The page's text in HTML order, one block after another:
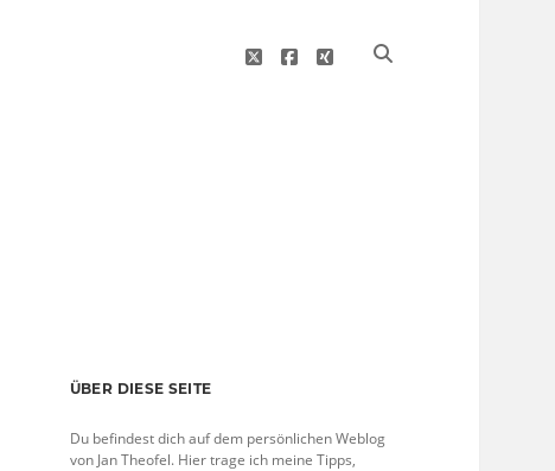
twitterfacebook
xing
Sidebar
ÜBER DIESE SEITE
Du befindest dich auf dem persönlichen Weblog
von Jan Theofel. Hier trage ich meine Tipps,